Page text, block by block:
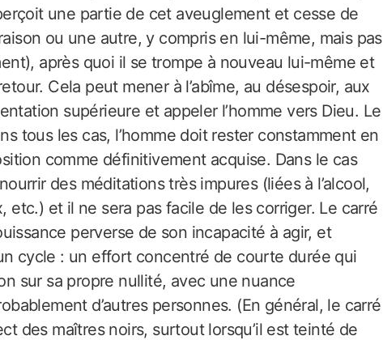
une partie de cet aveuglement et cesse de
ou une autre, y compris en lui-même, mais pas
après quoi il se trompe à nouveau lui-même et
Cela peut mener à l’abîme, au désespoir, aux
supérieure et appeler l’homme vers Dieu. Le
tous les cas, l’homme doit rester constamment en
comme définitivement acquise. Dans le cas
des méditations très impures (liées à l’alcool,
etc.) et il ne sera pas facile de les corriger. Le carré
perverse de son incapacité à agir, et
cycle : un effort concentré de courte durée qui
sur sa propre nullité, avec une nuance
d’autres personnes. (En général, le carré
des maîtres noirs, surtout lorsqu’il est teinté de